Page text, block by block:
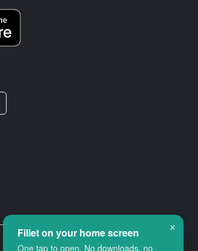
×
Fillet on your home screen
One tap to open. No downloads, no